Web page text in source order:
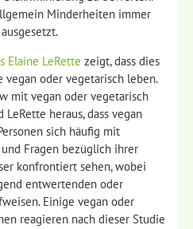
Minderheiten immer
Elaine LeRette zeigt, dass dies
oder vegetarisch leben.
mit vegan oder vegetarisch
heraus, dass vegan
sich häufig mit
Fragen bezüglich ihrer
konfrontiert sehen, wobei
entwertenden oder
Einige vegan oder
reagieren nach dieser Studie